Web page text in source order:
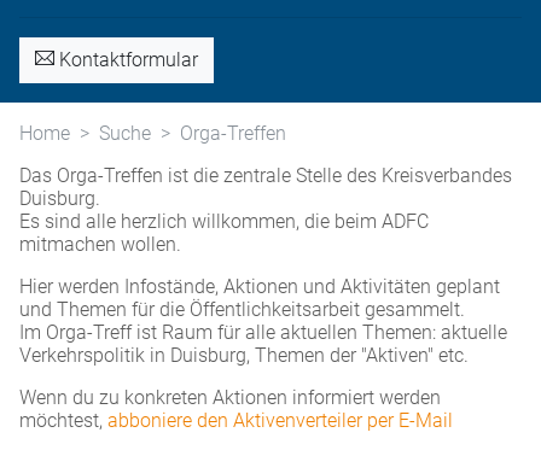
Kontaktformular
Home Suche
Orga-Treffen
Das Orga-Treffen ist die zentrale Stelle des Kreisverbandes
Duisburg.
Es sind alle herzlich willkommen, die beim ADFC
mitmachen wollen.
Hier werden Infostände, Aktionen und Aktivitäten geplant
und Themen für die Öffentlichkeitsarbeit gesammelt.
Im Orga-Treff ist Raum für alle aktuellen Themen: aktuelle
Verkehrspolitik in Duisburg, Themen der "Aktiven" etc.
Wenn du zu konkreten Aktionen informiert werden
möchtest, abboniere den Aktivenverteiler per E-Mail